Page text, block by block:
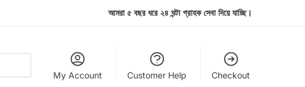
আমরা ৫ বছর ধরে ২৪ ঘন্টা গ্রাহক সেবা দিয়ে যাচ্ছি।
My Account Customer Help Checkout